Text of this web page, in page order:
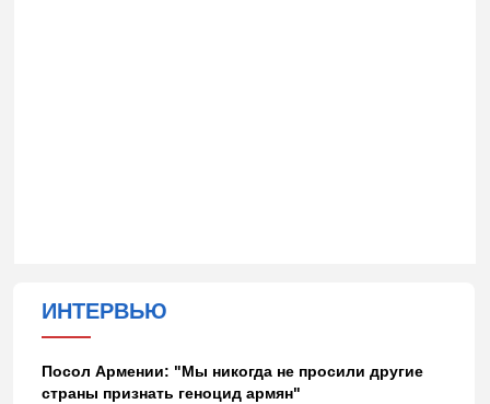
ИНТЕРВЬЮ
Посол Армении: "Мы никогда не просили другие
страны признать геноцид армян"